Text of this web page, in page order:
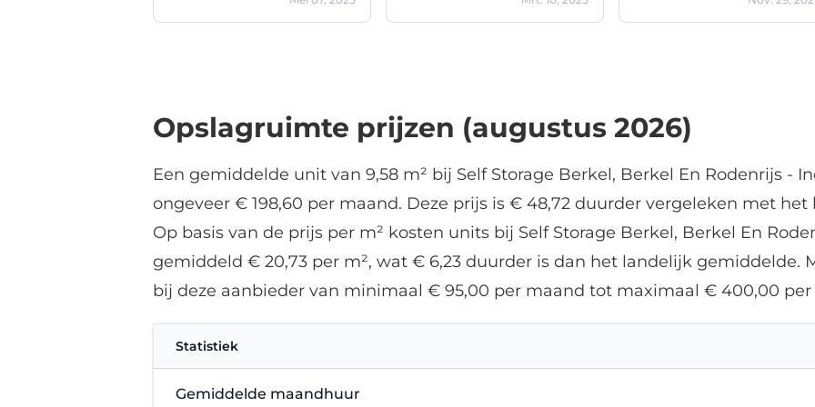
Good opening hours. Truly
fantastic. Being next to the
Opslagruimte prijzen (augustus 2026)
Een gemiddelde unit van 9,58 m² bij Self Storage Berkel, Berkel En Rodenrijs -
ongeveer € 198,60 per maand. Deze prijs is € 48,72 duurder vergeleken met het
Op basis van de prijs per m² kosten units bij Self Storage Berkel, Berkel En
gemiddeld € 20,73 per m², wat € 6,23 duurder is dan het landelijk gemiddelde.
bij deze aanbieder van minimaal € 95,00 per maand tot maximaal € 400,00 per
Statistiek
Gemiddelde maandhuur